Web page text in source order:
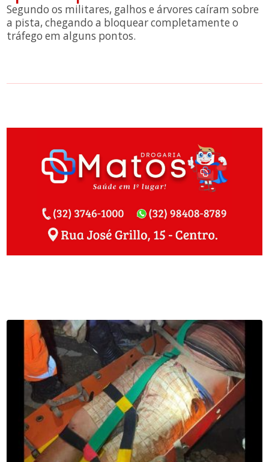
Segundo os militares, galhos e árvores caíram sobre
a pista, chegando a bloquear completamente o
tráfego em alguns pontos.